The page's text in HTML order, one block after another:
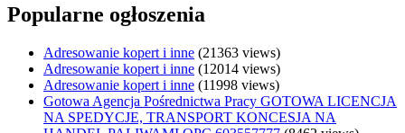
Popularne ogłoszenia
Adresowanie kopert i inne (21363 views)
Adresowanie kopert i inne (12014 views)
Adresowanie kopert i inne (11998 views)
Gotowa Agencja Pośrednictwa Pracy GOTOWA LICENCJA
NA SPEDYCJE, TRANSPORT KONCESJA NA